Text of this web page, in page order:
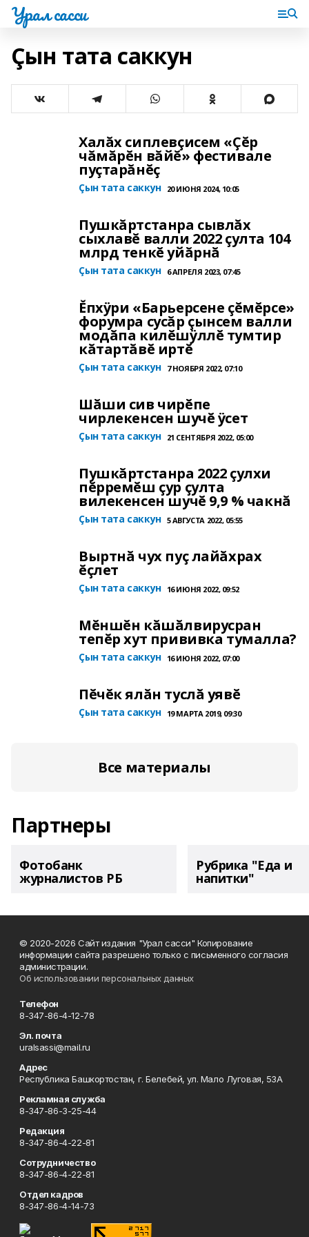
Урал сасси
Çын тата саккун
Халăх сиплевçисем «Çĕр
чăмăрĕн вăйĕ» фестивале
пуçтарăнĕç
Çын тата саккун 20 ИЮНЯ 2024, 10:05
Пушкăртстанра сывлăх
сыхлавĕ валли 2022 çулта 104
млрд тенкĕ уйăрнă
Çын тата саккун 6 АПРЕЛЯ 2023, 07:45
Ĕпхÿри «Барьерсене çĕмĕрсе»
форумра сусăр çынсем валли
модăпа килĕшÿллĕ тумтир
кăтартăвĕ иртĕ
Çын тата саккун 7 НОЯБРЯ 2022, 07:10
Шăши сив чирĕпе
чирлекенсен шучĕ ÿсет
Çын тата саккун 21 СЕНТЯБРЯ 2022, 05:00
Пушкăртстанра 2022 çулхи
пĕрремĕш çур çулта
вилекенсен шучĕ 9,9 % чакнă
Çын тата саккун 5 АВГУСТА 2022, 05:55
Выртнă чух пуç лайăхрах
ĕçлет
Çын тата саккун 16 ИЮНЯ 2022, 09:52
Мĕншĕн кăшăлвирусран
тепĕр хут прививка тумалла?
Çын тата саккун 16 ИЮНЯ 2022, 07:00
Пĕчĕк ялăн туслă уявĕ
Çын тата саккун 19 МАРТА 2019, 09:30
Все материалы
Партнеры
Фотобанк
журналистов РБ
Рубрика "Еда и
напитки"
© 2020-2026 Сайт издания "Урал сасси" Копирование
информации сайта разрешено только с письменного согласия
администрации.
Об использовании персональных данных
Телефон
8-347-86-4-12-78
Эл. почта
uralsassi@mail.ru
Адрес
Республика Башкортостан, г. Белебей, ул. Мало Луговая, 53А
Рекламная служба
8-347-86-3-25-44
Редакция
8-347-86-4-22-81
Сотрудничество
8-347-86-4-22-81
Отдел кадров
8-347-86-4-14-73